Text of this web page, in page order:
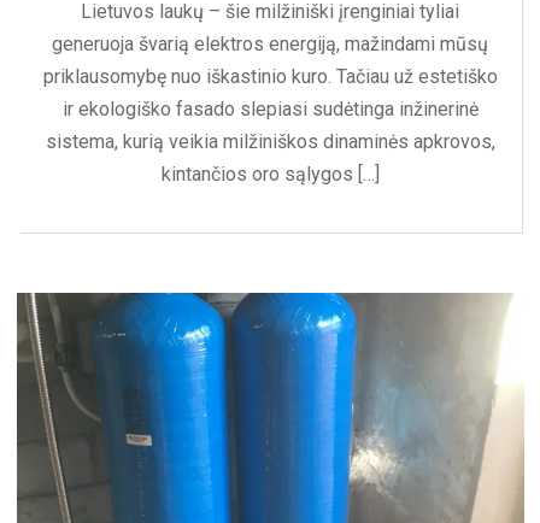
Lietuvos laukų – šie milžiniški įrenginiai tyliai
generuoja švarią elektros energiją, mažindami mūsų
priklausomybę nuo iškastinio kuro. Tačiau už estetiško
ir ekologiško fasado slepiasi sudėtinga inžinerinė
sistema, kurią veikia milžiniškos dinaminės apkrovos,
kintančios oro sąlygos […]